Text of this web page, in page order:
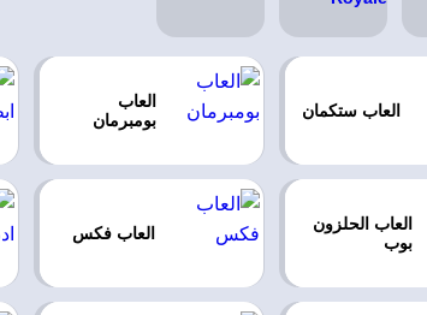
العاب ستكمان
العاب
بومبرمان
العاب الحلزون
بوب
العاب فكس